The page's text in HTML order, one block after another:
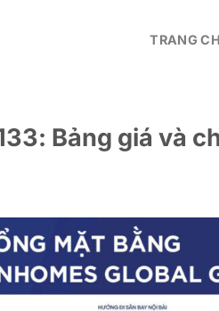
TRANG
Bảng giá và